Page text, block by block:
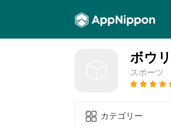
ボウ
スポーツ
カテゴリー